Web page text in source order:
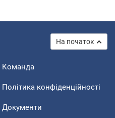
На початок
Команда
Політика конфіденційності
Документи